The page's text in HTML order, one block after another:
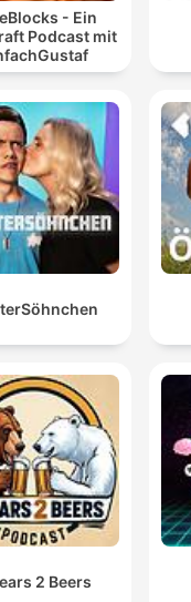
- Ein
Podcast mit
2 Beers